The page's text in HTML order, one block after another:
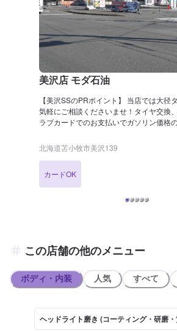
美沢店 モダ石油
【美沢SSのPRポイント】 当店では大径
気軽にご相談くださいませ！タイヤ交換
ラブカードでのお支払いでガソリン価格
料です！ 洗車の拭き上げ場も完備してお
ります。 【営業時間】 整備受付時間：11：00〜17：00 給油営業時
在籍しております。資格を持ったスタッ
ていただきます。 【アクセス】 新千歳空港から国道36号を南東へ進
むと左手に店舗がございます。「セルフ
北海道苫小牧市美沢139
カードOK
この店舗の他のメニュー
ボディ・内装 人気 すべて
ヘッドライト磨き (コーティング・研磨